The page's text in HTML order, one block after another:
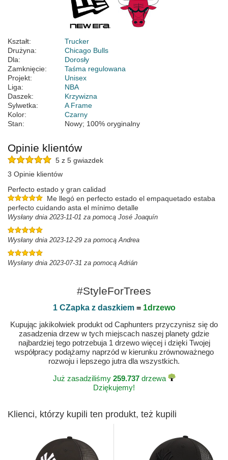
Kształt:
Trucker
Drużyna:
Chicago Bulls
Dla:
Dorosły
Zamknięcie:
Taśma regulowana
Projekt:
Unisex
Liga:
NBA
Daszek:
Krzywizna
Sylwetka:
A Frame
Kolor:
Czarny
Stan:
Nowy; 100% oryginalny
Opinie klientów
5 z 5 gwiazdek
3 Opinie klientów
Perfecto estado y gran calidad
Me llegó en perfecto estado el empaquetado estaba
perfecto cuidando asta el mínimo detalle
Wysłany dnia 2023-11-01 za pomocą José Joaquín
Wysłany dnia 2023-12-29 za pomocą Andrea
Wysłany dnia 2023-07-31 za pomocą Adrián
#StyleForTrees
1 CZapka z daszkiem= 1drzewo
Kupując jakikolwiek produkt od Caphunters przyczynisz się do
zasadzenia drzew w tych miejscach naszej planety gdzie
najbardziej tego potrzebuja 1 drzewo więcej i dzięki Twojej
współpracy podążamy naprzód w kierunku zrównoważnego
rozwoju i lepszego jutra dla wszystkich.
Już zasadziliśmy 259.737drzewa
Dziękujemy!
Klienci, którzy kupili ten produkt, też kupili